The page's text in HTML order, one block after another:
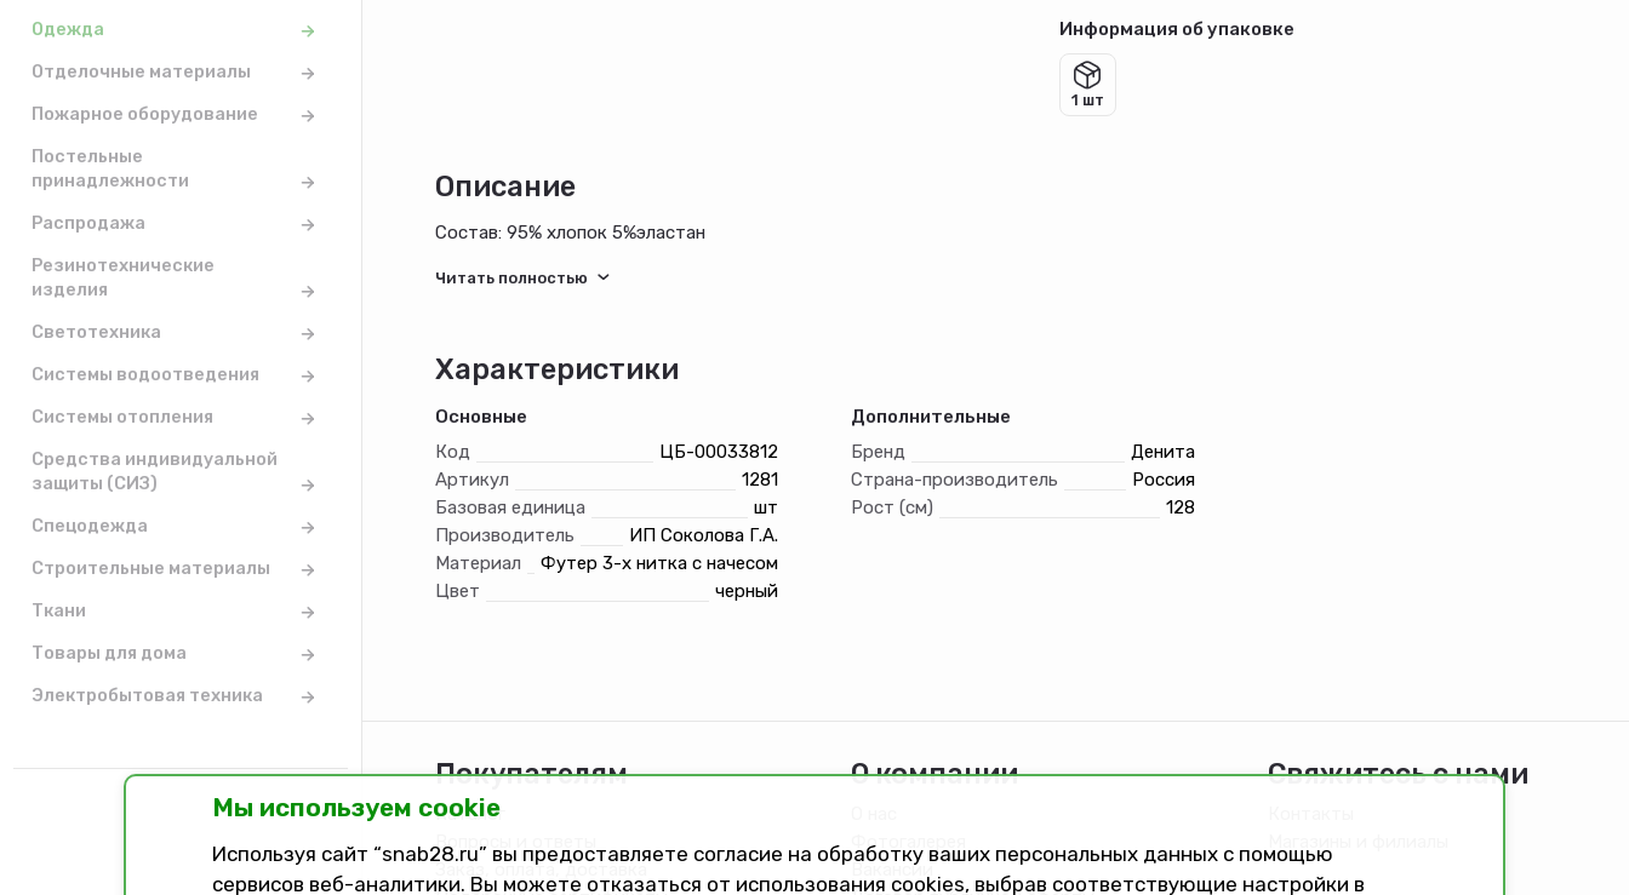
Одежда
Отделочные материалы
Пожарное оборудование
Постельные
принадлежности
Распродажа
Резинотехнические
изделия
Светотехника
Системы водоотведения
Системы отопления
Средства индивидуальной
защиты (СИЗ)
Спецодежда
Строительные материалы
Ткани
Товары для дома
Электробытовая техника
Информация об упаковке
1 шт
Описание
Состав: 95% хлопок 5%эластан
Характеристики
Основные
Код
ЦБ-00033812
Артикул
1281
Базовая единица
шт
Производитель
ИП Соколова Г.А.
Материал
Футер 3-х нитка с начесом
Цвет
черный
Дополнительные
Бренд
Денита
Страна-производитель
Россия
Рост (см)
128
Покупателям
Каталог
Заказ, оплата, доставка
О компании
Фотогалерея
Вакансии
Свяжитесь с нами
Мы используем cookie
Используя сайт “snab28.ru” вы предоставляете согласие на обработку ваших персональных данных с помощью
сервисов веб-аналитики. Вы можете отказаться от использования cookies, выбрав соответствующие настройки в